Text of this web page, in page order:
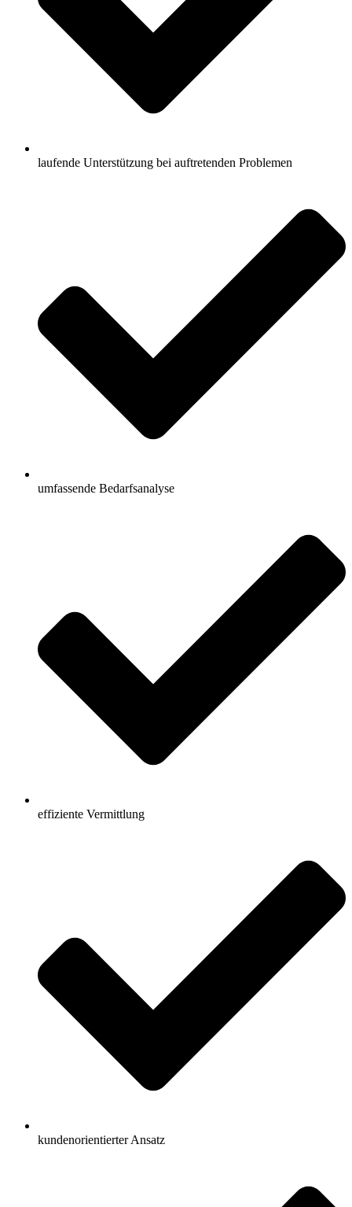
laufende Unterstützung bei auftretenden Problemen
umfassende Bedarfsanalyse
effiziente Vermittlung
kundenorientierter Ansatz